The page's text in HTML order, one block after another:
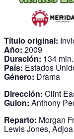
Título original:
Año: 2009
Duración: 134 min.
País: Estados
Género: Drama
Dirección: Clint
Guion: Anthony
Reparto: Morgan
Lewis Jones,